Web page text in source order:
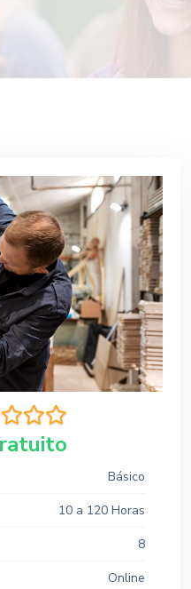
Básico
10 a 120 Horas
8
Online